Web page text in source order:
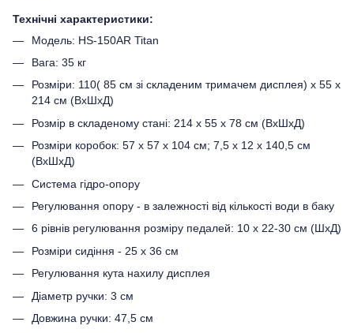
Технічні характеристики:
Модель: HS-150AR Titan
Вага: 35 кг
Розміри: 110( 85 см зі складеним тримачем дисплея) х 55 х
214 см (ВхШхД)
Розмір в складеному стані: 214 х 55 х 78 см (ВхШхД)
Розміри коробок: 57 х 57 х 104 см; 7,5 х 12 х 140,5 см
(ВхШхД)
Система гідро-опору
Регулювання опору - в залежності від кількості води в баку
6 рівнів регулювання розміру педалей: 10 х 22-30 см (ШхД)
Розміри сидіння - 25 х 36 см
Регулювання кута нахилу дисплея
Діаметр ручки: 3 см
Довжина ручки: 47,5 см